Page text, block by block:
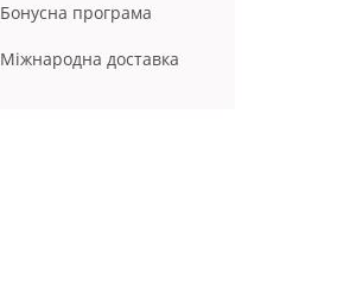
Бонусна програма
Міжнародна доставка